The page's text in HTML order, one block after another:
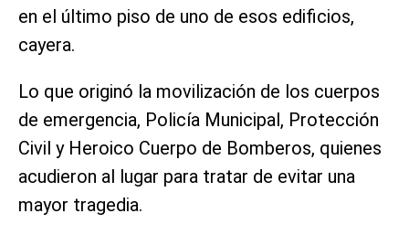
en el último piso de uno de esos edificios,
cayera.
Lo que originó la movilización de los cuerpos
de emergencia, Policía Municipal, Protección
Civil y Heroico Cuerpo de Bomberos, quienes
acudieron al lugar para tratar de evitar una
mayor tragedia.